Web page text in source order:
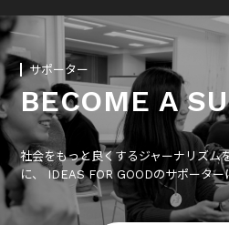
サポーター
BECOME A
社会をもっと良くするジャーナリズム
に、 IDEAS FOR GOODのサポーター